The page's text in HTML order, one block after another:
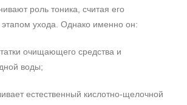
роль тоника, считая его
ухода. Однако именно он:
очищающего средства и
воды;
естественный кислотно-щелочной